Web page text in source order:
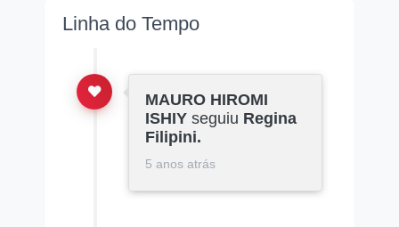
Linha do Tempo
MAURO HIROMI
ISHIY seguiu Regina
Filipini.
5 anos atrás